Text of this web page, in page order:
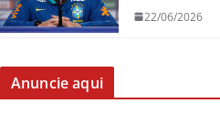
22/06/2026
Anuncie aqui